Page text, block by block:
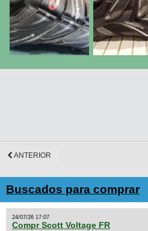
ANTERIOR
Buscados para comprar
24/07/26 17:07
Compr Scott Voltage FR